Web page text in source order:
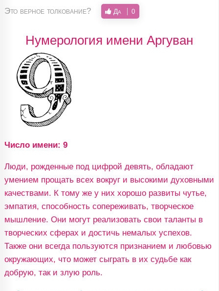
Это верное толкование? Да 0
Нумерология имени Аргуван
Число имени: 9
Люди, рожденные под цифрой девять, обладают
умением прощать всех вокруг и высокими духовными
качествами. К тому же у них хорошо развиты чутье,
эмпатия, способность сопереживать, творческое
мышление. Они могут реализовать свои таланты в
творческих сферах и достичь немалых успехов.
Также они всегда пользуются признанием и любовью
окружающих, что может сыграть в их судьбе как
добрую, так и злую роль.